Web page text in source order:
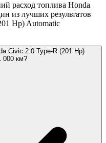
расход топлива Honda
из лучших результатов
Hp) Automatic
R (201 Hp)
000 км?